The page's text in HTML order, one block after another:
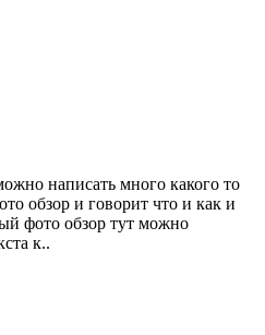
написать много какого то
обзор и говорит что и как и
фото обзор тут можно
к..